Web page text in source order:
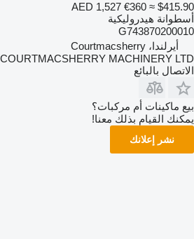
AED 1,527 €360 ≈ $415.90
أسطوانة هيدروليكية
G743870200010
أيرلندا، Courtmacsherry
COURTMACSHERRY MACHINERY LTD
الاتصال بالبائع
بيع ماكينات أم مركبات؟
يمكنك القيام بذلك معنا!
نشر إعلانك